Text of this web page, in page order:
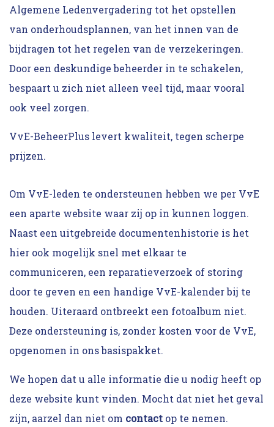
Algemene Ledenvergadering tot het opstellen
van onderhoudsplannen, van het innen van de
bijdragen tot het regelen van de verzekeringen.
Door een deskundige beheerder in te schakelen,
bespaart u zich niet alleen veel tijd, maar vooral
ook veel zorgen.
VvE-BeheerPlus levert kwaliteit, tegen scherpe
prijzen.
Om VvE-leden te ondersteunen hebben we per VvE
een aparte website waar zij op in kunnen loggen.
Naast een uitgebreide documentenhistorie is het
hier ook mogelijk snel met elkaar te
communiceren, een reparatieverzoek of storing
door te geven en een handige VvE-kalender bij te
houden. Uiteraard ontbreekt een fotoalbum niet.
Deze ondersteuning is, zonder kosten voor de VvE,
opgenomen in ons basispakket.
We hopen dat u alle informatie die u nodig heeft op
deze website kunt vinden. Mocht dat niet het geval
zijn, aarzel dan niet om contact op te nemen.